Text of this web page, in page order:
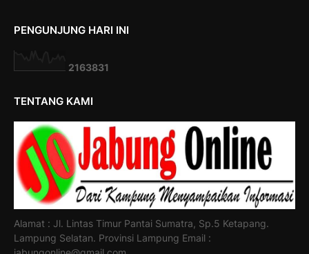
PENGUNJUNG HARI INI
2163831
TENTANG KAMI
Alamat : Jl. Lintas Timur Pantai Sumatra, Sp.5 Ketapang.
Lampung Selatan. Provinsi Lampung Email :